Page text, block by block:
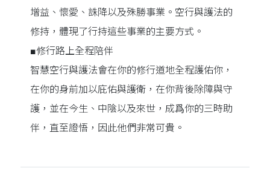
增益、懷愛、誅降以及殊勝事業。空行與護法的
修持，體現了行持這些事業的主要方式。
■修行路上全程陪伴
智慧空行與護法會在你的修行道地全程護佑你，
在你的身前加以庇佑與護衛，在你背後除障與守
護，並在今生、中陰以及來世，成爲你的三時助
伴，直至證悟，因此他們非常可貴。